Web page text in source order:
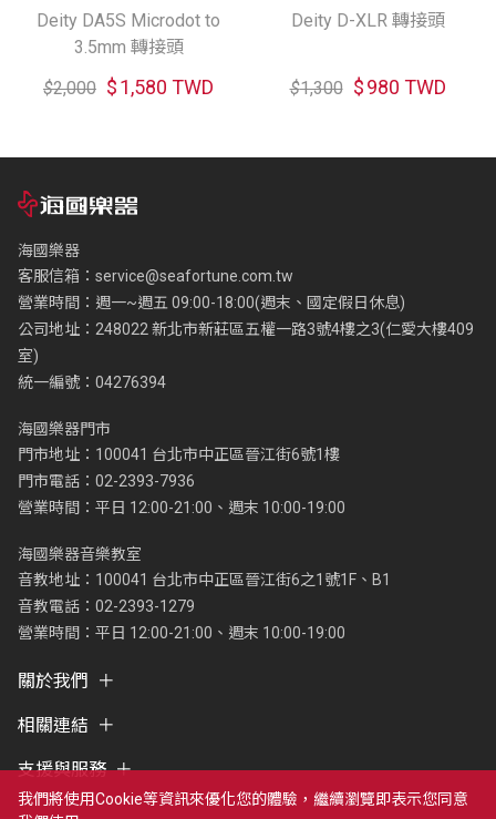
Deity DA5S Microdot to
3.5mm 轉接頭
$2,000 $1,580 TWD
Deity D-XLR 轉接頭
$1,300 $980 TWD
海國樂器
客服信箱： service@seafortune.com.tw
營業時間：週一~週五 09:00-18:00(週末、國定假日休息)
公司地址：248022 新北市新莊區五權一路3號4樓之3(仁愛大樓409
室)
統一編號：04276394
海國樂器門市
門市地址：100041 台北市中正區晉江街6號1樓
門市電話：02-2393-7936
營業時間：平日 12:00-21:00、週末 10:00-19:00
海國樂器音樂教室
音教地址：100041 台北市中正區晉江街6之1號1F、B1
音教電話：02-2393-1279
營業時間：平日 12:00-21:00、週末 10:00-19:00
關於我們
相關連結
支援與服務
我們將使用cookie等資訊來優化您的體驗，繼續瀏覽即表示您同意